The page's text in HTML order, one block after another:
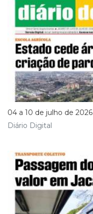
04 a 10 de julho de 2026
Diário Digital